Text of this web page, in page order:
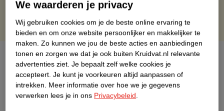
Over dit product
Productinformatie
We waarderen je privacy
Wij gebruiken cookies om je de beste online ervaring te
bieden en om onze website persoonlijker en makkelijker te
maken. Zo kunnen we jou de beste acties en aanbiedingen
tonen en zorgen we dat je ook buiten Kruidvat.nl relevante
advertenties ziet. Je bepaalt zelf welke cookies je
accepteert. Je kunt je voorkeuren altijd aanpassen of
intrekken. Meer informatie over hoe we je gegevens
verwerken lees je in ons Privacybeleid.